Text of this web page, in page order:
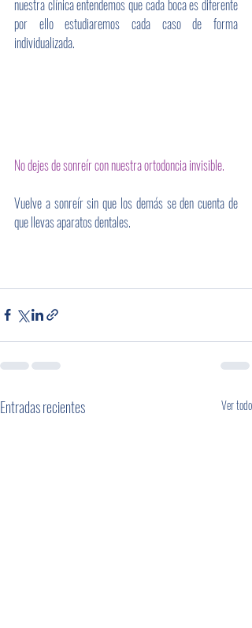
nuestra clínica entendemos que cada boca es diferente
por ello estudiaremos cada caso de forma
individualizada.
No dejes de sonreír con nuestra ortodoncia invisible.
Vuelve a sonreír sin que los demás se den cuenta de
que llevas aparatos dentales.
Entradas recientes Ver todo